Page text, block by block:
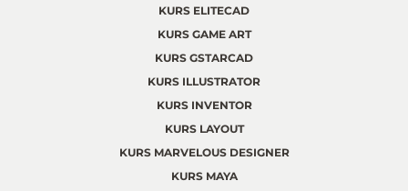
KURS ELITECAD
KURS GAME ART
KURS GSTARCAD
KURS ILLUSTRATOR
KURS INVENTOR
KURS LAYOUT
KURS MARVELOUS DESIGNER
KURS MAYA